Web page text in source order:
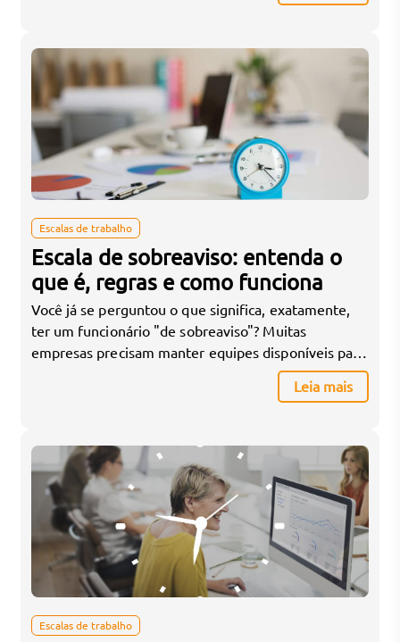
Escalas de trabalho
Escala de sobreaviso: entenda o
que é, regras e como funciona
Você já se perguntou o que significa, exatamente,
ter um funcionário "de sobreaviso"? Muitas
empresas precisam manter equipes disponíveis para
resolver problemas emergenciais, mas poucos
gestores entendem completamente as implicações
empresa fora do horário habitual, aguardando um
chamado […]
Leia mais
Escalas de trabalho